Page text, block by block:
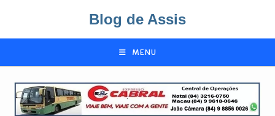
o
Blog de Assis
MENU